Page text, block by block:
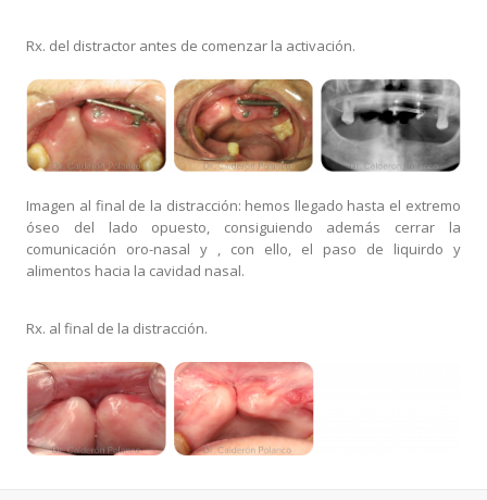
Rx. del distractor antes de comenzar la activación.
Imagen al final de la distracción: hemos llegado hasta el extremo
óseo del lado opuesto, consiguiendo además cerrar la
comunicación oro-nasal y , con ello, el paso de liquirdo y
alimentos hacia la cavidad nasal.
Rx. al final de la distracción.